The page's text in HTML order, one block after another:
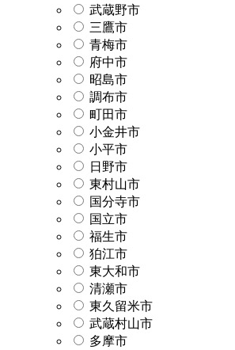
武蔵野市
三鷹市
青梅市
府中市
昭島市
調布市
町田市
小金井市
小平市
日野市
東村山市
国分寺市
国立市
福生市
狛江市
東大和市
清瀬市
東久留米市
武蔵村山市
多摩市